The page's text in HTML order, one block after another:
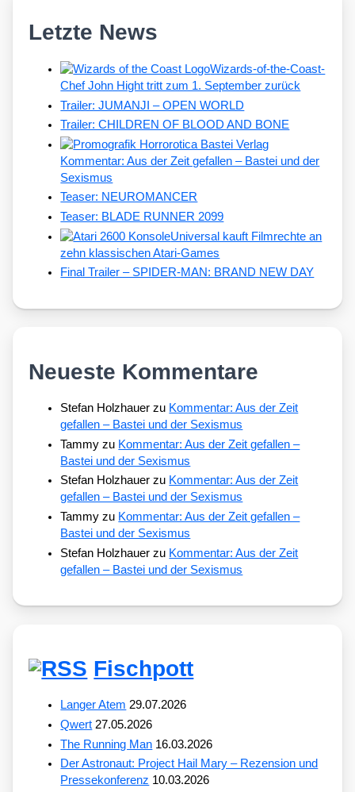
Letzte News
Wizards-of-the-Coast-
Chef John Hight tritt zum 1. September zurück
Trailer: JUMANJI – OPEN WORLD
Trailer: CHILDREN OF BLOOD AND BONE
Kommentar: Aus der Zeit gefallen – Bastei und der
Sexismus
Teaser: NEUROMANCER
Teaser: BLADE RUNNER 2099
Universal kauft Filmrechte an
zehn klassischen Atari-Games
Final Trailer – SPIDER-MAN: BRAND NEW DAY
Neueste Kommentare
Stefan Holzhauer zu Kommentar: Aus der Zeit
gefallen – Bastei und der Sexismus
Tammy zu Kommentar: Aus der Zeit gefallen –
Bastei und der Sexismus
Stefan Holzhauer zu Kommentar: Aus der Zeit
gefallen – Bastei und der Sexismus
Tammy zu Kommentar: Aus der Zeit gefallen –
Bastei und der Sexismus
Stefan Holzhauer zu Kommentar: Aus der Zeit
gefallen – Bastei und der Sexismus
Fischpott
Langer Atem 29.07.2026
Qwert 27.05.2026
The Running Man 16.03.2026
Der Astronaut: Project Hail Mary – Rezension und
Pressekonferenz 10.03.2026